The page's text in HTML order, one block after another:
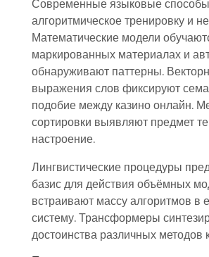
Современные языковые
алгоритмическое тренировку и
Математические модели
маркированных материалах и
обнаруживают паттерны.
выражения слов фиксируют
подобие между казино онлайн.
сортировки выявляют предмет
настроение.
Лингвистические процедуры
базис для действия объёмных
встраивают массу алгоритмов в
систему. Трансформеры
достоинства различных методов